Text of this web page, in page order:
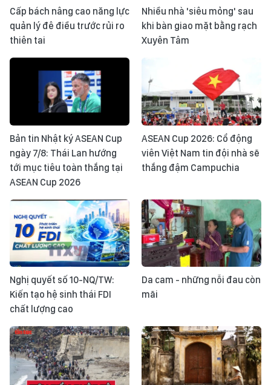
Cấp bách nâng cao năng lực
quản lý đê điều trước rủi ro
thiên tai
Nhiều nhà 'siêu mỏng' sau
khi bàn giao mặt bằng rạch
Xuyên Tâm
Bản tin Nhật ký ASEAN Cup
ngày 7/8: Thái Lan hướng
tới mục tiêu toàn thắng tại
ASEAN Cup 2026
ASEAN Cup 2026: Cổ động
viên Việt Nam tin đội nhà sẽ
thắng đậm Campuchia
Nghị quyết số 10-NQ/TW:
Kiến tạo hệ sinh thái FDI
chất lượng cao
Da cam - những nỗi đau còn
mãi